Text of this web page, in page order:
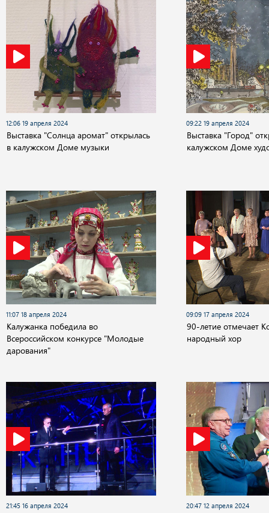
12:06 19 апреля 2024
Выставка "Солнца аромат" открылась
в калужском Доме музыки
09:22 19 апреля 2024
Выставка "Город"
калужском Доме
11:07 18 апреля 2024
Калужанка победила во
Всероссийском конкурсе "Молодые
дарования"
09:09 17 апреля 2024
90-летие отмечает
народный хор
21:45 16 апреля 2024 20:47 12 апреля 2024